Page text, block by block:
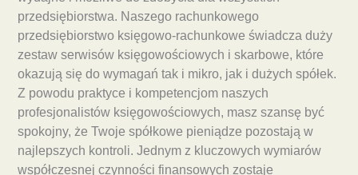
przedsiębiorstwa. Naszego rachunkowego
przedsiębiorstwo księgowo-rachunkowe świadcza duży
zestaw serwisów księgowościowych i skarbowe, które
okazują się do wymagań tak i mikro, jak i dużych spółek.
Z powodu praktyce i kompetencjom naszych
profesjonalistów księgowościowych, masz szansę być
spokojny, że Twoje spółkowe pieniądze pozostają w
najlepszych kontroli. Jednym z kluczowych wymiarów
współczesnej czynności finansowych zostaje